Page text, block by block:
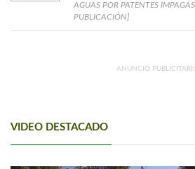
AGUAS POR PATENTES
PUBLICACIÓN]
ANUNCIO
VIDEO DESTACADO